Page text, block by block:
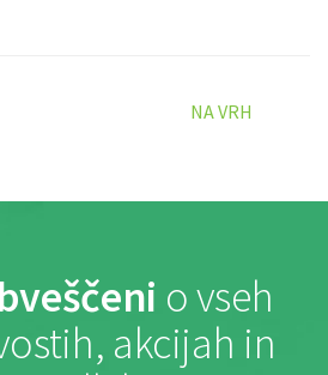
NA VRH
o vseh
akcijah in